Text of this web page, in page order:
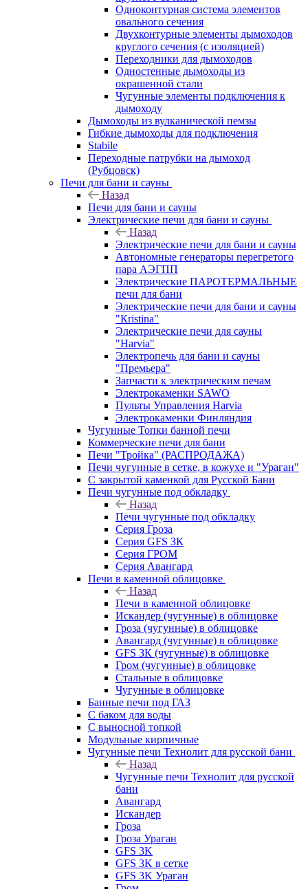
Одноконтурная система элементов
овального сечения
Двухконтурные элементы дымоходов
круглого сечения (с изоляцией)
Переходники для дымоходов
Одностенные дымоходы из
окрашенной стали
Чугунные элементы подключения к
дымоходу
Дымоходы из вулканической пемзы
Гибкие дымоходы для подключения
Stabile
Переходные патрубки на дымоход
(Рубцовск)
Печи для бани и сауны
Назад
Печи для бани и сауны
Электрические печи для бани и сауны
Назад
Электрические печи для бани и сауны
Автономные генераторы перегретого
пара АЭГПП
Электрические ПАРОТЕРМАЛЬНЫЕ
печи для бани
Электрические печи для бани и сауны
"Кristina"
Электрические печи для сауны
"Harvia"
Электропечь для бани и сауны
"Премьера"
Запчасти к электрическим печам
Электрокаменки SAWO
Пульты Управления Harvia
Электрокаменки Финляндия
Чугунные Топки банной печи
Коммерческие печи для бани
Печи "Тройка" (РАСПРОДАЖА)
Печи чугунные в сетке, в кожухе и "Ураган"
С закрытой каменкой для Русской Бани
Печи чугунные под обкладку
Назад
Печи чугунные под обкладку
Серия Гроза
Серия GFS ЗК
Серия ГРОМ
Серия Авангард
Печи в каменной облицовке
Назад
Печи в каменной облицовке
Искандер (чугунные) в облицовке
Гроза (чугунные) в облицовке
Авангард (чугунные) в облицовке
GFS ЗК (чугунные) в облицовке
Гром (чугунные) в облицовке
Стальные в облицовке
Чугунные в облицовке
Банные печи под ГАЗ
С баком для воды
С выносной топкой
Модульные кирпичные
Чугунные печи Технолит для русской бани
Назад
Чугунные печи Технолит для русской
бани
Авангард
Искандер
Гроза
Гроза Ураган
GFS 3K
GFS 3K в сетке
GFS 3K Ураган